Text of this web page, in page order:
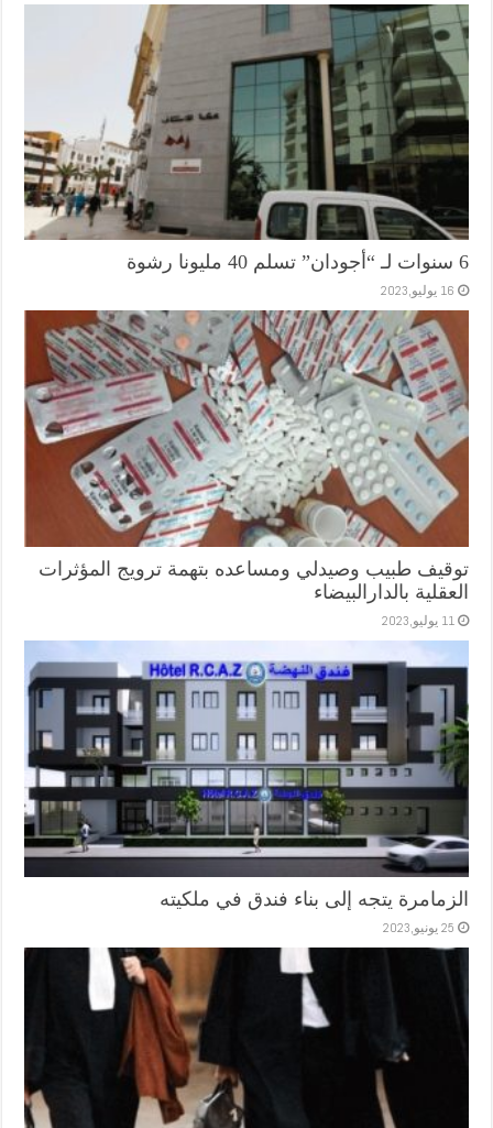
6 سنوات لـ “أجودان” تسلم 40 مليونا رشوة
16 يوليو,2023
توقيف طبيب وصيدلي ومساعده بتهمة ترويج المؤثرات
العقلية بالدارالبيضاء
11 يوليو,2023
الزمامرة يتجه إلى بناء فندق في ملكيته
25 يونيو,2023